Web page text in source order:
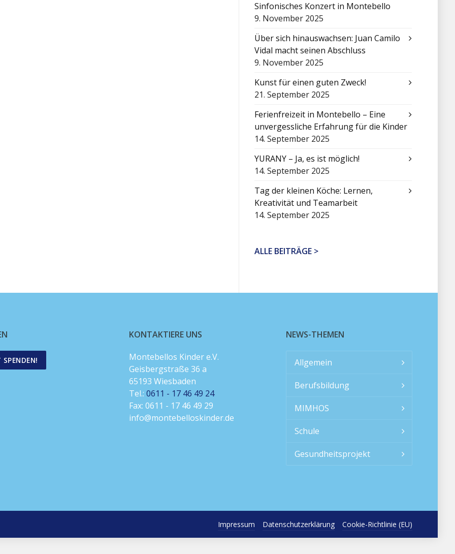
Sinfonisches Konzert in Montebello
9. November 2025
Über sich hinauswachsen: Juan Camilo
Vidal macht seinen Abschluss
9. November 2025
Kunst für einen guten Zweck!
21. September 2025
Ferienfreizeit in Montebello – Eine
unvergessliche Erfahrung für die Kinder
14. September 2025
YURANY – Ja, es ist möglich!
14. September 2025
Tag der kleinen Köche: Lernen,
Kreativität und Teamarbeit
14. September 2025
ALLE BEITRÄGE >
SPENDEN!
KONTAKTIERE UNS
Montebellos Kinder e.V.
Geisbergstraße 36 a
65193 Wiesbaden
Tel.: 0611 - 17 46 49 24
Fax: 0611 - 17 46 49 29
info@montebelloskinder.de
NEWS-THEMEN
Allgemein
Berufsbildung
MIMHOS
Schule
Gesundheitsprojekt
Impressum Datenschutzerklärung Cookie-Richtlinie (EU)